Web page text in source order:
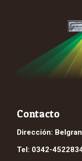
Contacto
Dirección:
Tel: 0342-